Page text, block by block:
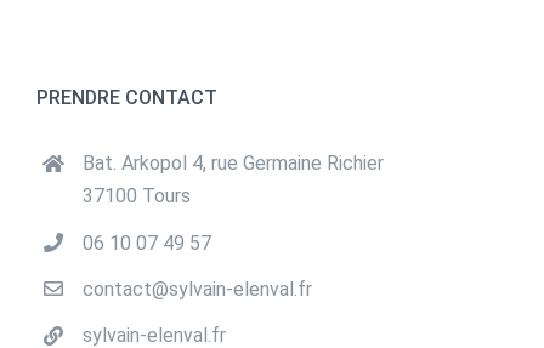
PRENDRE CONTACT
Bat. Arkopol 4, rue Germaine Richier
37100 Tours
‭06 10 07 49 57‬
contact@sylvain-elenval.fr
sylvain-elenval.fr